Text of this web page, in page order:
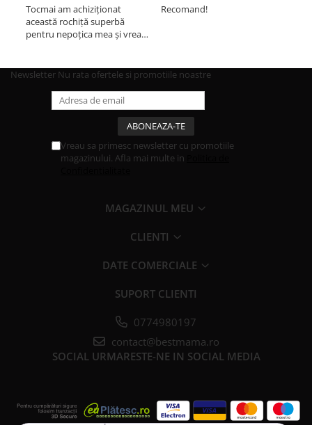
Tocmai am achiziționat
această rochiță superbă
pentru nepoțica mea și vreau
Recomand!
Newsletter Nu rata ofertele si promotiile noastre
Vreau sa primesc newsletter cu promotiile
magazinului. Afla mai multe in
MAGAZINUL MEU
CLIENTI
DATE COMERCIALE
SUPORT CLIENTI
0774980197
contact@bestmama.ro
SOCIAL URMARESTE-NE IN SOCIAL MEDIA